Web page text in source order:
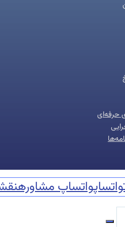
واتساپواتساپ مشاوره